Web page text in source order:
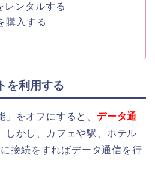
レンタルする
購入する
を利用する
」をオフにすると、 データ通
しかし、カフェや駅、ホテル
接続をすればデータ通信を行